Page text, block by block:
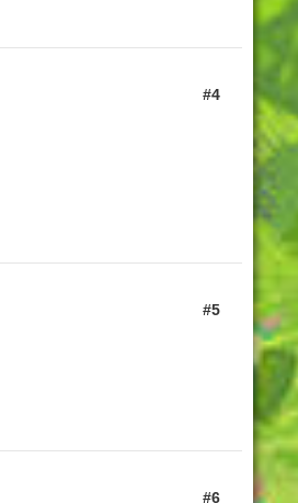
4
5
6